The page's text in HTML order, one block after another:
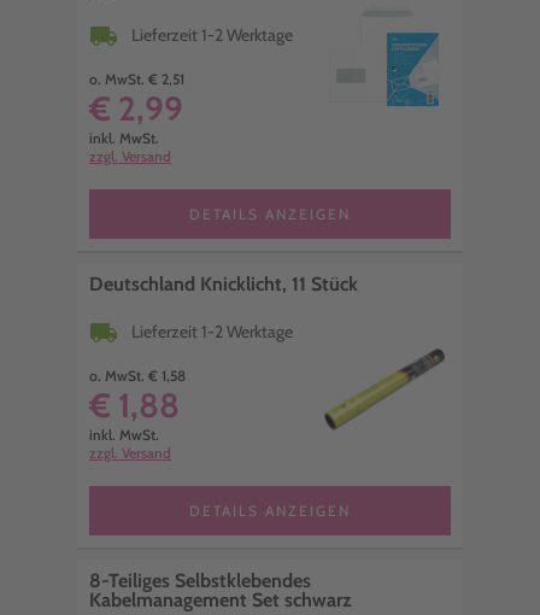
local_shipping Lieferzeit 1-2 Werktage
o. MwSt. € 2,51
€ 2,99
inkl. MwSt.
zzgl. Versand
DETAILS ANZEIGEN
Deutschland Knicklicht, 11 Stück
local_shipping Lieferzeit 1-2 Werktage
o. MwSt. € 1,58
€ 1,88
inkl. MwSt.
zzgl. Versand
DETAILS ANZEIGEN
8-Teiliges Selbstklebendes
Kabelmanagement Set schwarz